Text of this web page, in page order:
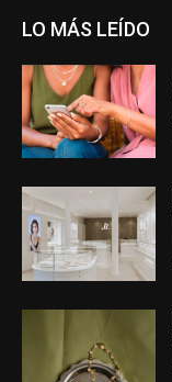
LO MÁS LEÍDO